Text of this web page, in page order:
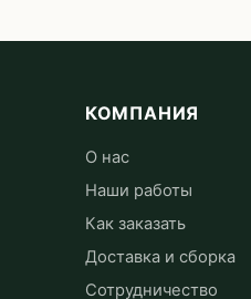
КОМПАНИЯ
О нас
Наши работы
Как заказать
Доставка и сборка
Сотрудничество